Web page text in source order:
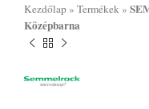
Kezdőlap » Termékek »
Középbarna